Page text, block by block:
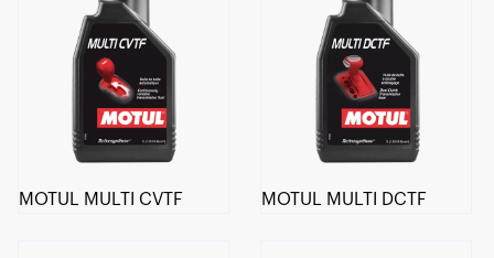
MOTUL MULTI CVTF MOTUL MULTI DCTF